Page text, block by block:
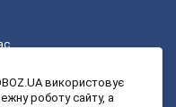
використовує
роботу сайту, а